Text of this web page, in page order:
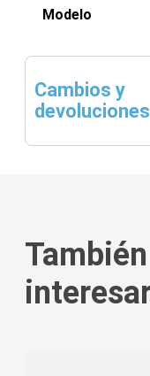
Modelo
Cambios y
devoluciones